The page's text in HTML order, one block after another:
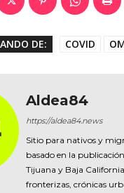
DE: COVID
Aldea84
https://aldea84.news
Sitio para nativos y
basado en la
Tijuana y Baja
fronterizas, crónicas